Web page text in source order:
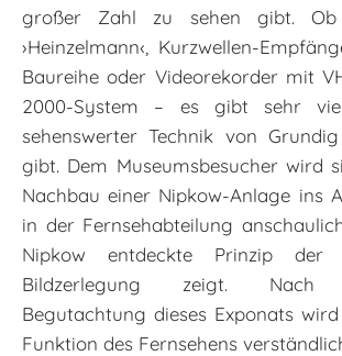
großer Zahl zu sehen gibt. Ob
›Heinzelmann‹, Kurzwellen-
Baureihe oder Videorekorder mit
2000-System – es gibt sehr
sehenswerter Technik von
gibt. Dem Museumsbesucher wird
Nachbau einer Nipkow-Anlage ins
in der Fernsehabteilung
Nipkow entdeckte Prinzip der
Bildzerlegung zeigt. Nach
Begutachtung dieses Exponats
Funktion des Fernsehens